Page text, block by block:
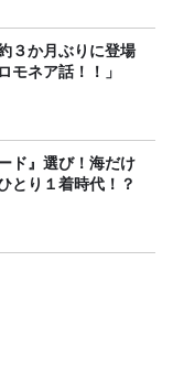
モネア話！！」
ド』選び！海だけ
とり１着時代！？